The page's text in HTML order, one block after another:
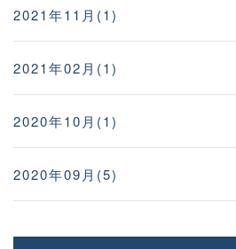
2021年11月(1)
2021年02月(1)
2020年10月(1)
2020年09月(5)